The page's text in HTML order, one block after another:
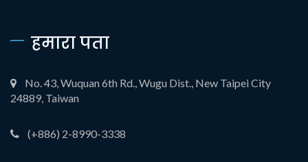
हमारा पता
No. 43, Wuquan 6th Rd., Wugu Dist., New Taipei City
24889, Taiwan
(+886) 2-8990-3338